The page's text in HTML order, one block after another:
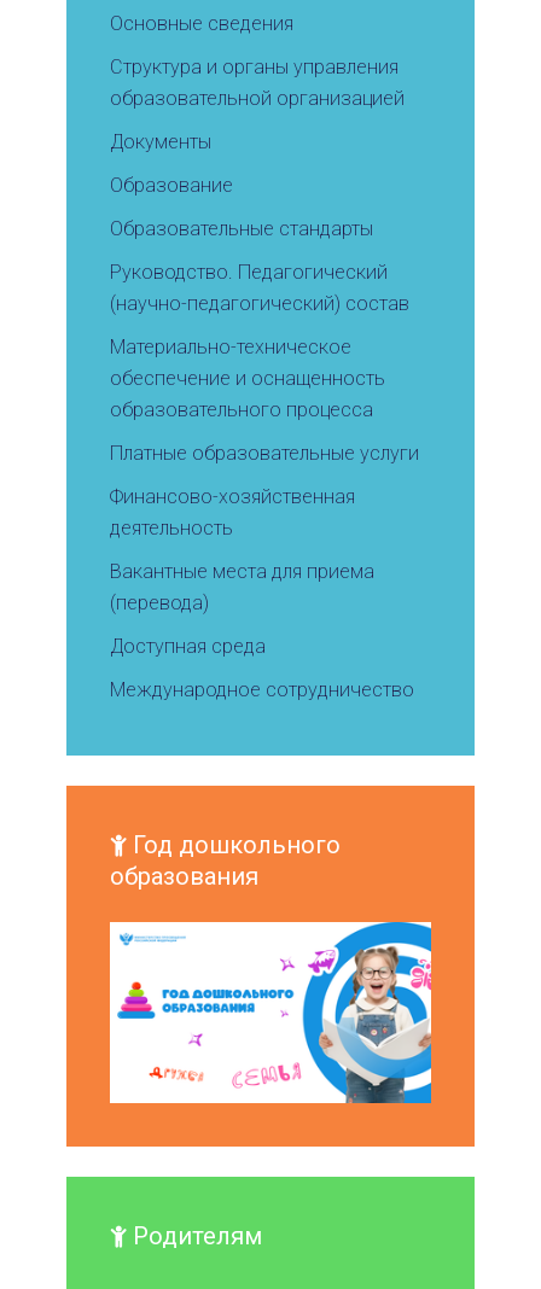
Основные сведения
Структура и органы управления
образовательной организацией
Документы
Образование
Образовательные стандарты
Руководство. Педагогический
(научно-педагогический) состав
Материально-техническое
обеспечение и оснащенность
образовательного процесса
Платные образовательные услуги
Финансово-хозяйственная
деятельность
Вакантные места для приема
(перевода)
Доступная среда
Международное сотрудничество
Год дошкольного
образования
Родителям